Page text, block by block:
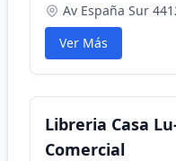
Av España Sur
Ver Más
Libreria Casa
Comercial